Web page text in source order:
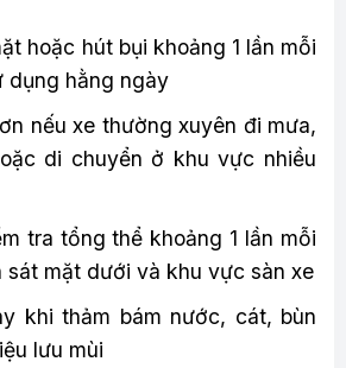
hoặc hút bụi khoảng 1 lần mỗi
dụng hằng ngày
nếu xe thường xuyên đi mưa,
di chuyển ở khu vực nhiều
tra tổng thể khoảng 1 lần mỗi
sát mặt dưới và khu vực sàn xe
khi thảm bám nước, cát, bùn
lưu mùi